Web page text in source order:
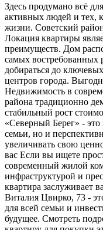
Здесь продумано всё
активных людей и тех,
жизни. Советский
Локация квартиры
преимуществ. Дом
самых востребованных
добираться до
центров города.
Недвижимость в
района традиционно
стабильный рост
«Северный Берег» -
семьи, но и
увеличивать свою
вас Если вы ищете
современный жилой
инфраструктурой и
квартира заслуживает
Виталия Цвирко, 73 -
для всей семьи и
будущее. Смотреть